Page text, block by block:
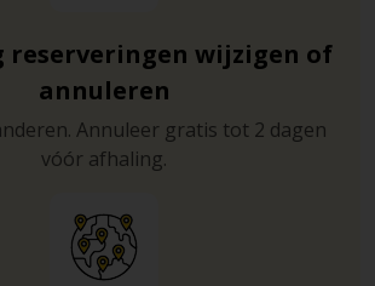
reserveringen wijzigen of
annuleren
Annuleer gratis tot 2 dagen
vóór afhaling.